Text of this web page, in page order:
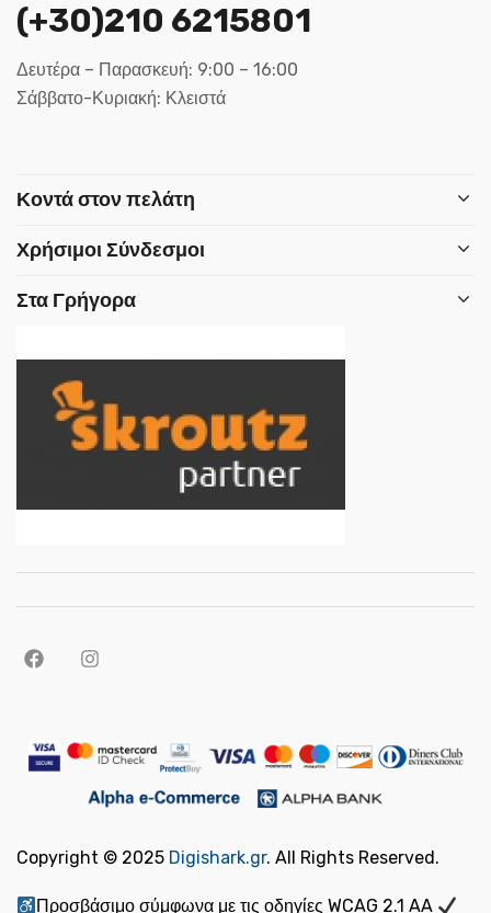
(+30)210 6215801
Δευτέρα – Παρασκευή: 9:00 – 16:00
Σάββατο-Κυριακή: Κλειστά
Κοντά στον πελάτη
Χρήσιμοι Σύνδεσμοι
Στα Γρήγορα
Προσβάσιμο σύμφωνα με τις οδηγίες WCAG 2.1 AA
Copyright © 2025 Digishark.gr. All Rights Reserved.